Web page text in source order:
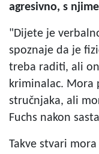
agresivno, s
"Dijete je
spoznaje da je
treba raditi, ali
kriminalac. Mora
stručnjaka, ali
Fuchs nakon
Takve stvari